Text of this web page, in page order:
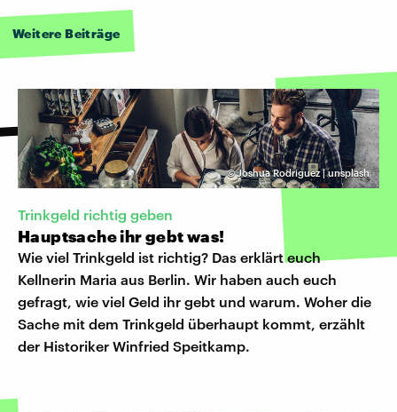
Weitere Beiträge
©Joshua Rodriguez | unsplash
Trinkgeld richtig geben
Hauptsache ihr gebt was!
Wie viel Trinkgeld ist richtig? Das erklärt euch
Kellnerin Maria aus Berlin. Wir haben auch euch
gefragt, wie viel Geld ihr gebt und warum. Woher die
Sache mit dem Trinkgeld überhaupt kommt, erzählt
der Historiker Winfried Speitkamp.